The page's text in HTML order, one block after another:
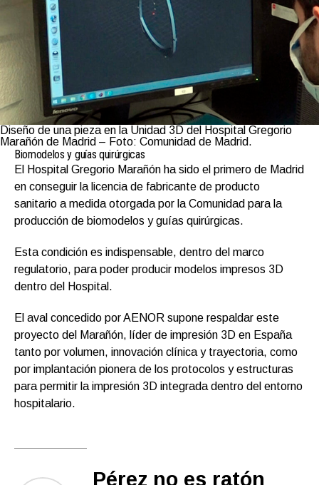
Diseño de una pieza en la Unidad 3D del Hospital Gregorio
Marañón de Madrid – Foto: Comunidad de Madrid.
Biomodelos y guías quirúrgicas
El Hospital Gregorio Marañón ha sido el primero de Madrid
en conseguir la licencia de fabricante de producto
sanitario a medida otorgada por la Comunidad para la
producción de biomodelos y guías quirúrgicas.
Esta condición es indispensable, dentro del marco
regulatorio, para poder producir modelos impresos 3D
dentro del Hospital.
El aval concedido por AENOR supone respaldar este
proyecto del Marañón, líder de impresión 3D en España
tanto por volumen, innovación clínica y trayectoria, como
por implantación pionera de los protocolos y estructuras
para permitir la impresión 3D integrada dentro del entorno
hospitalario.
Pérez no es ratón